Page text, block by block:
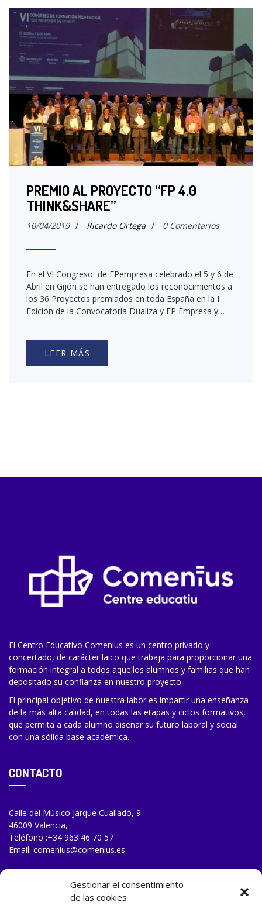
Gestionar el consentimiento
de las cookies
PREMIO AL PROYECTO “FP 4.0
THINK&SHARE”
10/04/2019 / Ricardo Ortega / 0 Comentarios
En el VI Congreso de FPempresa celebrado el 5 y 6 de
Abril en Gijón se han entregado los reconocimientos a
los 36 Proyectos premiados en toda España en la I
Edición de la Convocatoria Dualiza y FP Empresa y…
LEER MÁS
El Centro Educativo Comenius es un centro privado y
concertado, de carácter laico que trabaja para proporcionar una
formación integral a todos aquellos alumnos y familias que han
depositado su confianza en nuestro proyecto.
El principal objetivo de nuestra labor es impartir una enseñanza
de la más alta calidad, en todas las etapas y ciclos formativos,
que permita a cada alumno diseñar su futuro laboral y social
con una sólida base académica.
CONTACTO
Calle del Músico Jarque Cualladó, 9
46009 Valencia,
Teléfono :+34 963 46 70 57
Email: comenius@comenius.es